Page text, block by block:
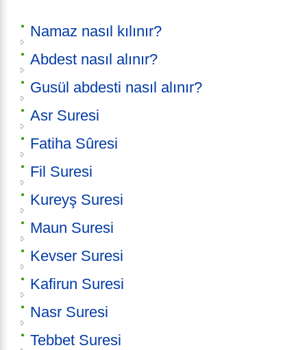
Namaz nasıl kılınır?
Abdest nasıl alınır?
Gusül abdesti nasıl alınır?
Asr Suresi
Fatiha Sûresi
Fil Suresi
Kureyş Suresi
Maun Suresi
Kevser Suresi
Kafirun Suresi
Nasr Suresi
Tebbet Suresi